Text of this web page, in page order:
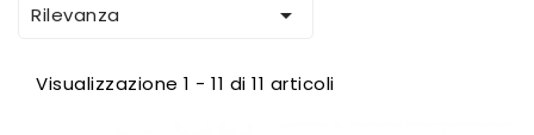
Rilevanza 
Visualizzazione 1 - 11 di 11 articoli